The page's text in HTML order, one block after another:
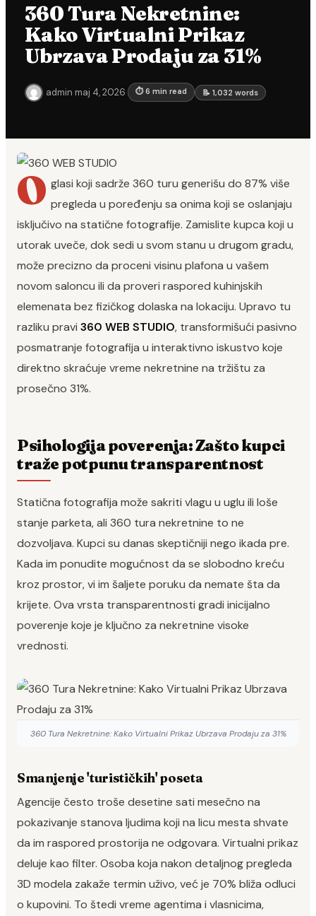
360 Tura Nekretnine:
Kako Virtualni Prikaz
Ubrzava Prodaju za 31%
admin·maj 4, 2026· ⏱ 6 min read 📝 1,032 words
O glasi koji sadrže 360 turu generišu do 87% više
pregleda u poređenju sa onima koji se oslanjaju
isključivo na statične fotografije. Zamislite kupca koji u
utorak uveče, dok sedi u svom stanu u drugom gradu,
može precizno da proceni visinu plafona u vašem
novom saloncu ili da proveri raspored kuhinjskih
elemenata bez fizičkog dolaska na lokaciju. Upravo tu
razliku pravi 360 WEB STUDIO, transformišući pasivno
posmatranje fotografija u interaktivno iskustvo koje
direktno skraćuje vreme nekretnine na tržištu za
prosečno 31%.
Psihologija poverenja: Zašto kupci
traže potpunu transparentnost
Statična fotografija može sakriti vlagu u uglu ili loše
stanje parketa, ali 360 tura nekretnine to ne
dozvoljava. Kupci su danas skeptičniji nego ikada pre.
Kada im ponudite mogućnost da se slobodno kreću
kroz prostor, vi im šaljete poruku da nemate šta da
krijete. Ova vrsta transparentnosti gradi inicijalno
poverenje koje je ključno za nekretnine visoke
vrednosti.
360 Tura Nekretnine: Kako Virtualni Prikaz Ubrzava Prodaju za 31%
Smanjenje 'turističkih' poseta
Agencije često troše desetine sati mesečno na
pokazivanje stanova ljudima koji na licu mesta shvate
da im raspored prostorija ne odgovara. Virtualni prikaz
deluje kao filter. Osoba koja nakon detaljnog pregleda
3D modela zakaže termin uživo, već je 70% bliža odluci
o kupovini. To štedi vreme agentima i vlasnicima,